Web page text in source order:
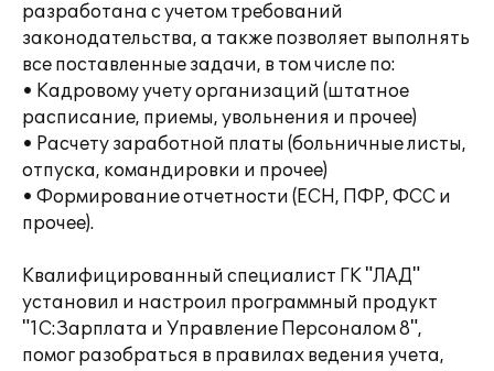
разработана с учетом требований
законодательства, а также позволяет выполнять
все поставленные задачи, в том числе по:
• Кадровому учету организаций (штатное
расписание, приемы, увольнения и прочее)
• Расчету заработной платы (больничные листы,
отпуска, командировки и прочее)
• Формирование отчетности (ЕСН, ПФР, ФСС и
прочее).
Квалифицированный специалист ГК "ЛАД"
установил и настроил программный продукт
"1С:Зарплата и Управление Персоналом 8",
помог разобраться в правилах ведения учета,